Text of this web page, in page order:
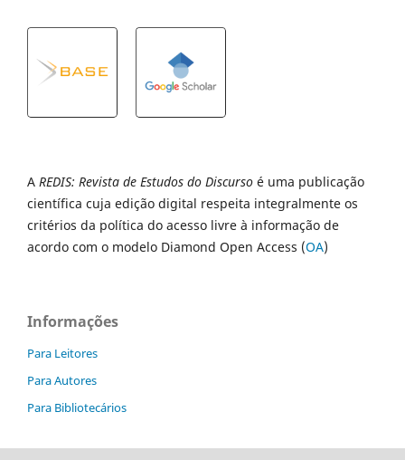
AREDIS: Revista de Estudos do Discurso é uma publicação
científica cuja edição digital respeita integralmente os
critérios da política do acesso livre à informação de
acordo com o modelo Diamond Open Access (OA)
Informações
Para Leitores
Para Autores
Para Bibliotecários